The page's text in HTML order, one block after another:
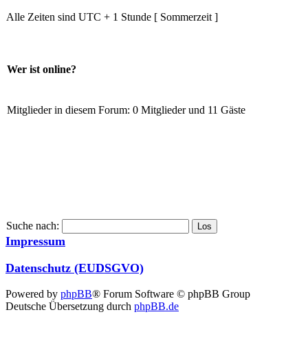
Alle Zeiten sind UTC + 1 Stunde [ Sommerzeit ]
Wer ist online?
Mitglieder in diesem Forum: 0 Mitglieder und 11 Gäste
Suche nach:
Impressum
Datenschutz (EUDSGVO)
Powered by phpBB® Forum Software © phpBB Group
Deutsche Übersetzung durch phpBB.de